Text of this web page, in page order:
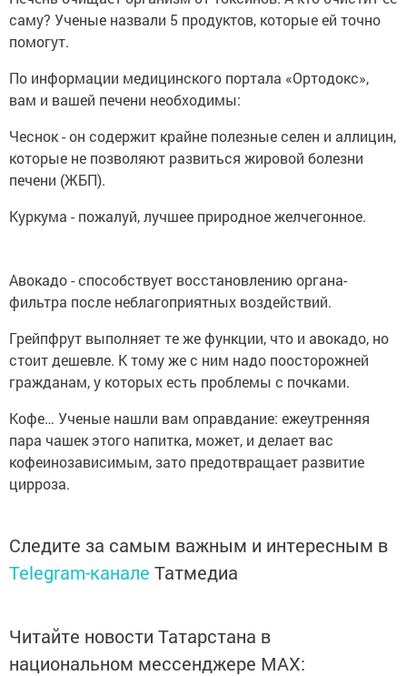
саму? Ученые назвали 5 продуктов, которые ей точно
помогут.
По информации медицинского портала «Ортодокс»,
вам и вашей печени необходимы:
Чеснок - он содержит крайне полезные селен и аллицин,
которые не позволяют развиться жировой болезни
печени (ЖБП).
Куркума - пожалуй, лучшее природное желчегонное.
Авокадо - способствует восстановлению органа-
фильтра после неблагоприятных воздействий.
Грейпфрут выполняет те же функции, что и авокадо, но
стоит дешевле. К тому же с ним надо поосторожней
гражданам, у которых есть проблемы с почками.
Кофе… Ученые нашли вам оправдание: ежеутренняя
пара чашек этого напитка, может, и делает вас
кофеинозависимым, зато предотвращает развитие
цирроза.
Следите за самым важным и интересным в
Telegram-канале Татмедиа
Читайте новости Татарстана в
национальном мессенджере MАХ: